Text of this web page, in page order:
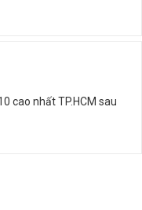
cao nhất TP.HCM sau